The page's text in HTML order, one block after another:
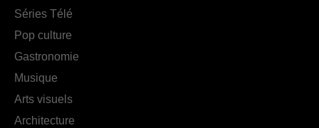
Séries Télé
Pop culture
Gastronomie
Musique
Arts visuels
Architecture